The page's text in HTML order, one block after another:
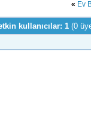
« Ev
kullanıcılar: 1 (0